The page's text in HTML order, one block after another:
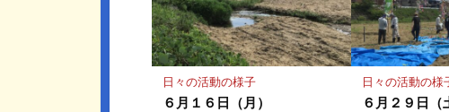
ク
に
保
日々の活動の様子
６月１６日（月）
日々の活動の様
６月２９日（